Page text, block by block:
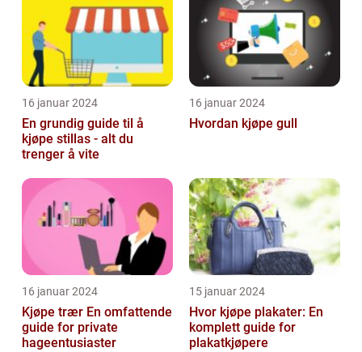
16 januar 2024
En grundig guide til å
kjøpe stillas - alt du
trenger å vite
16 januar 2024
Hvordan kjøpe gull
16 januar 2024
Kjøpe trær En omfattende
guide for private
hageentusiaster
15 januar 2024
Hvor kjøpe plakater: En
komplett guide for
plakatkjøpere